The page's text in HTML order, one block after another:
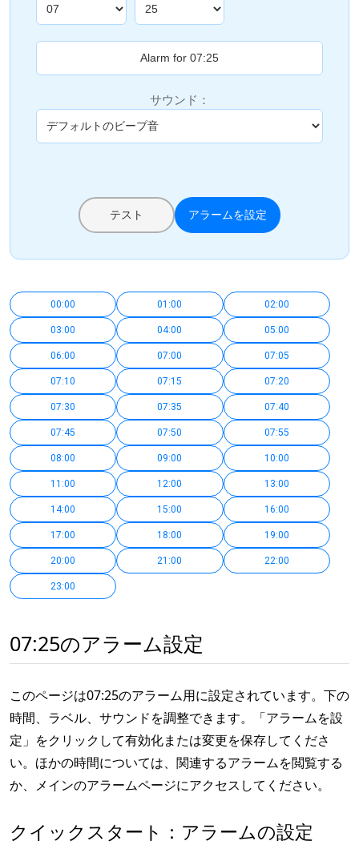
サウンド：
テスト アラームを設定
00:00 01:00 02:00
03:00 04:00 05:00
06:00 07:00 07:05
07:10 07:15 07:20
07:30 07:35 07:40
07:45 07:50 07:55
08:00 09:00 10:00
11:00 12:00 13:00
14:00 15:00 16:00
17:00 18:00 19:00
20:00 21:00 22:00
23:00
07:25のアラーム設定
このページは07:25のアラーム用に設定されています。下の
時間、ラベル、サウンドを調整できます。「アラームを設
定」をクリックして有効化または変更を保存してくださ
い。ほかの時間については、関連するアラームを閲覧する
か、メインのアラームページにアクセスしてください。
クイックスタート：アラームの設定